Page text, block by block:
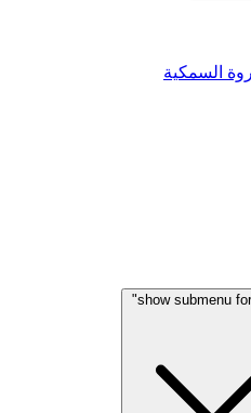
السمكية
show submenu